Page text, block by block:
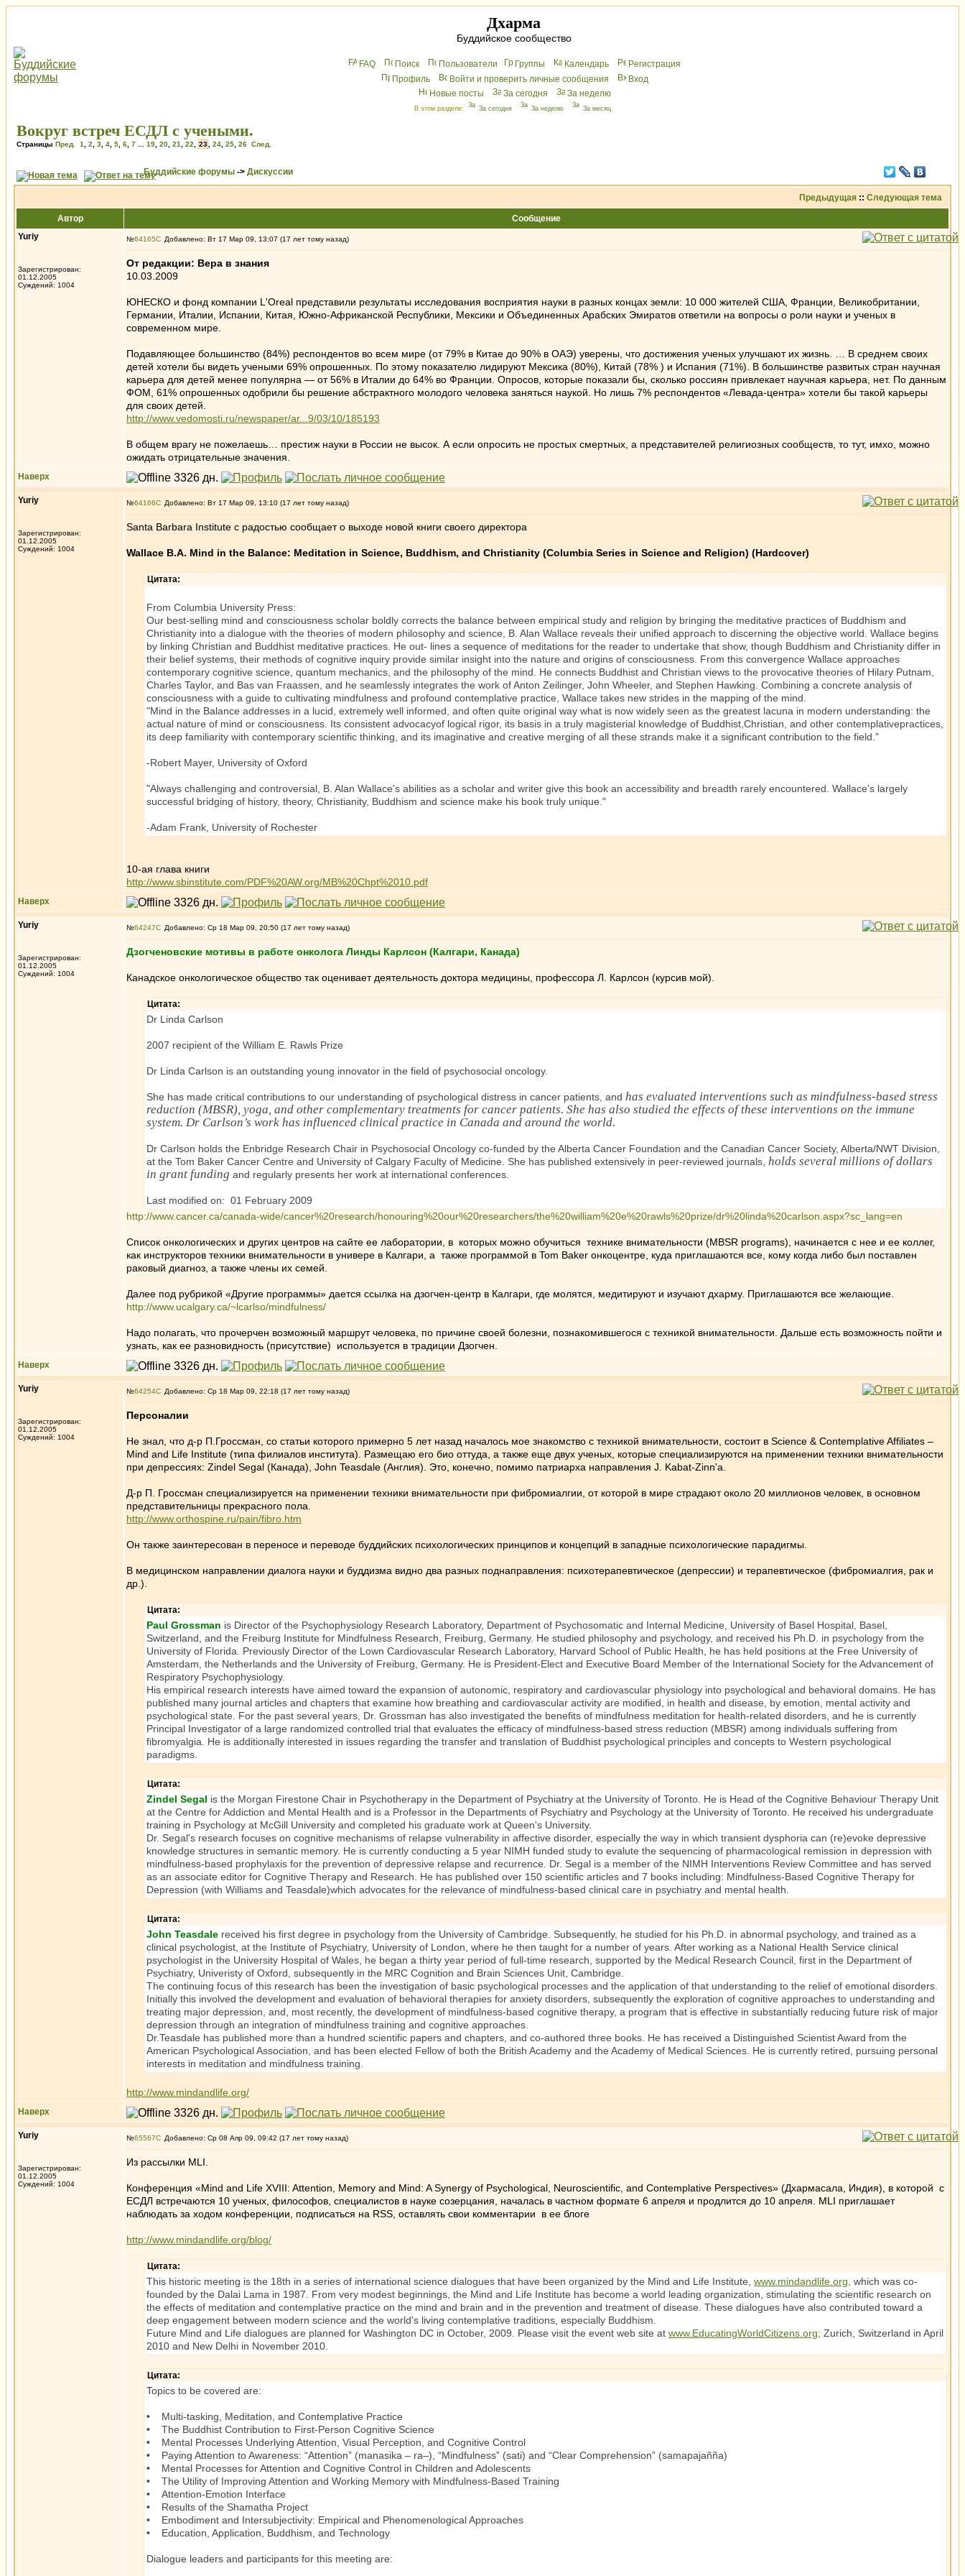
Дхарма
Буддийское сообщество
FAQ Поиск Пользователи Группы Календарь
Peгиcтрaция
Профиль
Войти и проверить личные сообщения
Вхoд
Новые посты
За сегодня За неделю
В этом разделе: За сегодня За неделю За месяц
Вокруг встреч ЕСДЛ с учеными.
Страницы Пред. 1 2 3 4 5 6 7 19 20 21 22 23 24 25 26 След.
Буддийские форумы -> Дискуссии
Предыдущая :: Следующая тема
Автор
Сообщение
Yuriy
Зарегистрирован:
01.12.2005
Суждений: 1004
№64165 Добавлено: Вт 17 Мар 09, 13:07 (17 лет тому назад)
От редакции: Вера в знания
10.03.2009
ЮНЕСКО и фонд компании L'Oreal представили результаты исследования восприятия науки в разных концах земли: 10 000 жителей США, Франции, Великобритании,
Германии, Италии, Испании, Китая, Южно-Африканской Республики, Мексики и Объединенных Арабских Эмиратов ответили на вопросы о роли науки и ученых в
современном мире.
Подавляющее большинство (84%) респондентов во всем мире (от 79% в Китае до 90% в ОАЭ) уверены, что достижения ученых улучшают их жизнь. … В среднем своих
детей хотели бы видеть учеными 69% опрошенных. По этому показателю лидируют Мексика (80%), Китай (78% ) и Испания (71%). В большинстве развитых стран научная
карьера для детей менее популярна — от 56% в Италии до 64% во Франции. Опросов, которые показали бы, сколько россиян привлекает научная карьера, нет. По данным
ФОМ, 61% опрошенных одобрили бы решение абстрактного молодого человека заняться наукой. Но лишь 7% респондентов «Левада-центра» хотели бы такой карьеры
для своих детей.
http://www.vedomosti.ru/newspaper/ar...9/03/10/185193
В общем врагу не пожелаешь… престиж науки в России не высок. А если опросить не простых смертных, а представителей религиозных сообществ, то тут, имхо, можно
ожидать отрицательные значения.
Наверх
Yuriy
Зарегистрирован:
01.12.2005
Суждений: 1004
№64166 Добавлено: Вт 17 Мар 09, 13:10 (17 лет тому назад)
Santa Barbara Institute с радостью сообщает о выходе новой книги своего директора
Wallace B.A. Mind in the Balance: Meditation in Science, Buddhism, and Christianity (Columbia Series in Science and Religion) (Hardcover)
Цитата:
From Columbia University Press:
Our best-selling mind and consciousness scholar boldly corrects the balance between empirical study and religion by bringing the meditative practices of Buddhism and
Christianity into a dialogue with the theories of modern philosophy and science, B. Alan Wallace reveals their unified approach to discerning the objective world. Wallace begins
by linking Christian and Buddhist meditative practices. He out- lines a sequence of meditations for the reader to undertake that show, though Buddhism and Christianity differ in
their belief systems, their methods of cognitive inquiry provide similar insight into the nature and origins of consciousness. From this convergence Wallace approaches
contemporary cognitive science, quantum mechanics, and the philosophy of the mind. He connects Buddhist and Christian views to the provocative theories of Hilary Putnam,
Charles Taylor, and Bas van Fraassen, and he seamlessly integrates the work of Anton Zeilinger, John Wheeler, and Stephen Hawking. Combining a concrete analysis of
consciousness with a guide to cultivating mindfulness and profound contemplative practice, Wallace takes new strides in the mapping of the mind.
"Mind in the Balance addresses in a lucid, extremely well informed, and often quite original way what is now widely seen as the greatest lacuna in modern understanding: the
actual nature of mind or consciousness. Its consistent advocacyof logical rigor, its basis in a truly magisterial knowledge of Buddhist,Christian, and other contemplativepractices,
its deep familiarity with contemporary scientific thinking, and its imaginative and creative merging of all these strands make it a significant contribution to the field."
-Robert Mayer, University of Oxford
"Always challenging and controversial, B. Alan Wallace's abilities as a scholar and writer give this book an accessibility and breadth rarely encountered. Wallace's largely
successful bridging of history, theory, Christianity, Buddhism and science make his book truly unique."
-Adam Frank, University of Rochester
10-ая глава книги
http://www.sbinstitute.com/PDF%20AW.org/MB%20Chpt%2010.pdf
Наверх
Yuriy
Зарегистрирован:
01.12.2005
Суждений: 1004
№64247 Добавлено: Ср 18 Мар 09, 20:50 (17 лет тому назад)
Дзогченовские мотивы в работе онколога Линды Карлсон (Калгари, Канада)
Канадское онкологическое общество так оценивает деятельность доктора медицины, профессора Л. Карлсон (курсив мой).
Цитата:
Dr Linda Carlson
2007 recipient of the William E. Rawls Prize
Dr Linda Carlson is an outstanding young innovator in the field of psychosocial oncology.
She has made critical contributions to our understanding of psychological distress in cancer patients, and has evaluated interventions such as mindfulness-based stress
reduction (MBSR), yoga, and other complementary treatments for cancer patients. She has also studied the effects of these interventions on the immune
system. Dr Carlson’s work has influenced clinical practice in Canada and around the world.
Dr Carlson holds the Enbridge Research Chair in Psychosocial Oncology co-funded by the Alberta Cancer Foundation and the Canadian Cancer Society, Alberta/NWT Division,
at the Tom Baker Cancer Centre and University of Calgary Faculty of Medicine. She has published extensively in peer-reviewed journals, holds several millions of dollars
in grant funding and regularly presents her work at international conferences.
Last modified on: 01 February 2009
http://www.cancer.ca/canada-wide/cancer%20research/honouring%20our%20researchers/the%20william%20e%20rawls%20prize/dr%20linda%20carlson.aspx?sc_lang=en
Список онкологических и других центров на сайте ее лаборатории, в которых можно обучиться технике внимательности (MBSR programs), начинается с нее и ее коллег,
как инструкторов техники внимательности в универе в Калгари, а также программой в Tom Baker онкоцентре, куда приглашаются все, кому когда либо был поставлен
раковый диагноз, а также члены их семей.
Далее под рубрикой «Другие программы» дается ссылка на дзогчен-центр в Калгари, где молятся, медитируют и изучают дхарму. Приглашаются все желающие.
http://www.ucalgary.ca/~lcarlso/mindfulness/
Надо полагать, что прочерчен возможный маршрут человека, по причине своей болезни, познакомившегося с техникой внимательности. Дальше есть возможность пойти и
узнать, как ее разновидность (присутствие) используется в традиции Дзогчен.
Наверх
Yuriy
Зарегистрирован:
01.12.2005
Суждений: 1004
№64254 Добавлено: Ср 18 Мар 09, 22:18 (17 лет тому назад)
Персоналии
Не знал, что д-р П.Гроссман, со статьи которого примерно 5 лет назад началось мое знакомство с техникой внимательности, состоит в Science & Contemplative Affiliates –
Mind and Life Institute (типа филиалов института). Размещаю его био оттуда, а также еще двух ученых, которые специализируются на применении техники внимательности
при депрессиях: Zindel Segal (Канада), John Teasdale (Англия). Это, конечно, помимо патриарха направления J. Kabat-Zinn'a.
Д-р П. Гроссман специализируется на применении техники внимательности при фибромиалгии, от которой в мире страдают около 20 миллионов человек, в основном
представительницы прекрасного пола.
http://www.orthospine.ru/pain/fibro.htm
Он также заинтересован в переносе и переводе буддийских психологических принципов и концепций в западные психологические парадигмы.
В медицинском направлении диалога науки и буддизма видно два разных поднаправления: психотерапевтическое (депрессии) и терапевтическое (фибромиалгия, рак и
др.).
Цитата:
Paul Grossman is Director of the Psychophysiology Research Laboratory, Department of Psychosomatic and Internal Medicine, University of Basel Hospital, Basel,
Switzerland, and the Freiburg Institute for Mindfulness Research, Freiburg, Germany. He studied philosophy and psychology, and received his Ph.D. in psychology from the
University of Florida. Previously Director of the Lown Cardiovascular Research Laboratory, Harvard School of Public Health, he has held positions at the Free University of
Amsterdam, the Netherlands and the University of Freiburg, Germany. He is President-Elect and Executive Board Member of the International Society for the Advancement of
Respiratory Psychophysiology.
His empirical research interests have aimed toward the expansion of autonomic, respiratory and cardiovascular physiology into psychological and behavioral domains. He has
published many journal articles and chapters that examine how breathing and cardiovascular activity are modified, in health and disease, by emotion, mental activity and
psychological state. For the past several years, Dr. Grossman has also investigated the benefits of mindfulness meditation for health-related disorders, and he is currently
Principal Investigator of a large randomized controlled trial that evaluates the efficacy of mindfulness-based stress reduction (MBSR) among individuals suffering from
fibromyalgia. He is additionally interested in issues regarding the transfer and translation of Buddhist psychological principles and concepts to Western psychological
paradigms.
Цитата:
Zindel Segal is the Morgan Firestone Chair in Psychotherapy in the Department of Psychiatry at the University of Toronto. He is Head of the Cognitive Behaviour Therapy Unit
at the Centre for Addiction and Mental Health and is a Professor in the Departments of Psychiatry and Psychology at the University of Toronto. He received his undergraduate
training in Psychology at McGill University and completed his graduate work at Queen's University.
Dr. Segal's research focuses on cognitive mechanisms of relapse vulnerability in affective disorder, especially the way in which transient dysphoria can (re)evoke depressive
knowledge structures in semantic memory. He is currently conducting a 5 year NIMH funded study to evalute the sequencing of pharmacological remission in depression with
mindfulness-based prophylaxis for the prevention of depressive relapse and recurrence. Dr. Segal is a member of the NIMH Interventions Review Committee and has served
as an associate editor for Cognitive Therapy and Research. He has published over 150 scientific articles and 7 books including: Mindfulness-Based Cognitive Therapy for
Depression (with Williams and Teasdale)which advocates for the relevance of mindfulness-based clinical care in psychiatry and mental health.
Цитата:
John Teasdale received his first degree in psychology from the University of Cambridge. Subsequently, he studied for his Ph.D. in abnormal psychology, and trained as a
clinical psychologist, at the Institute of Psychiatry, University of London, where he then taught for a number of years. After working as a National Health Service clinical
psychologist in the University Hospital of Wales, he began a thirty year period of full-time research, supported by the Medical Research Council, first in the Department of
Psychiatry, Univeristy of Oxford, subsequently in the MRC Cognition and Brain Sciences Unit, Cambridge.
The continuing focus of this research has been the investigation of basic psychological processes and the application of that understanding to the relief of emotional disorders.
Initially this involved the development and evaluation of behavioral therapies for anxiety disorders, subsequently the exploration of cognitive approaches to understanding and
treating major depression, and, most recently, the development of mindfulness-based cognitive therapy, a program that is effective in substantially reducing future risk of major
depression through an integration of mindfulness training and cognitive approaches.
Dr.Teasdale has published more than a hundred scientific papers and chapters, and co-authored three books. He has received a Distinguished Scientist Award from the
American Psychological Association, and has been elected Fellow of both the British Academy and the Academy of Medical Sciences. He is currently retired, pursuing personal
interests in meditation and mindfulness training.
http://www.mindandlife.org/
Наверх
Yuriy
Зарегистрирован:
01.12.2005
Суждений: 1004
№65567 Добавлено: Ср 08 Апр 09, 09:42 (17 лет тому назад)
Из рассылки MLI.
Конференция «Mind and Life XVIII: Attention, Memory and Mind: A Synergy of Psychological, Neuroscientific, and Contemplative Perspectives» (Дхармасала, Индия), в которой с
ЕСДЛ встречаются 10 ученых, философов, специалистов в науке созерцания, началась в частном формате 6 апреля и продлится до 10 апреля. MLI приглашает
наблюдать за ходом конференции, подписаться на RSS, оставлять свои комментарии в ее блоге
http://www.mindandlife.org/blog/
Цитата:
This historic meeting is the 18th in a series of international science dialogues that have been organized by the Mind and Life Institute, www.mindandlife.org, which was co-
founded by the Dalai Lama in 1987. From very modest beginnings, the Mind and Life Institute has become a world leading organization, stimulating the scientific research on
the effects of meditation and contemplative practice on the mind and brain and in the prevention and treatment of disease. These dialogues have also contributed toward a
deep engagement between modern science and the world's living contemplative traditions, especially Buddhism.
Future Mind and Life dialogues are planned for Washington DC in October, 2009. Please visit the event web site at www.EducatingWorldCitizens.org; Zurich, Switzerland in April
2010 and New Delhi in November 2010.
Цитата:
Topics to be covered are:
• Multi-tasking, Meditation, and Contemplative Practice
• The Buddhist Contribution to First-Person Cognitive Science
• Mental Processes Underlying Attention, Visual Perception, and Cognitive Control
• Paying Attention to Awareness: “Attention” (manasika – ra–), “Mindfulness” (sati) and “Clear Comprehension” (samapajañña)
• Mental Processes for Attention and Cognitive Control in Children and Adolescents
• The Utility of Improving Attention and Working Memory with Mindfulness-Based Training
• Attention-Emotion Interface
• Results of the Shamatha Project
• Embodiment and Intersubjectivity: Empirical and Phenomenological Approaches
• Education, Application, Buddhism, and Technology
Dialogue leaders and participants for this meeting are: